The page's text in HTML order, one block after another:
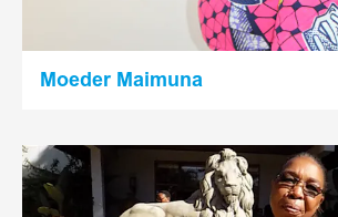
Moeder Maimuna
Lees
meer